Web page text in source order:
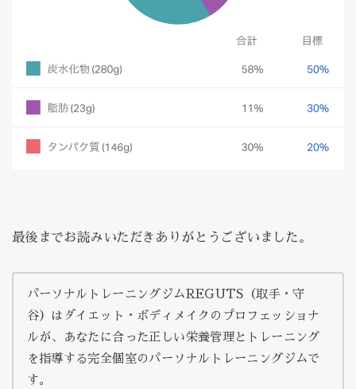
最後までお読みいただきありがとうございました。
パーソナルトレーニングジムREGUTS（取手・守
谷）はダイエット・ボディメイクのプロフェッショナ
ルが、あなたに合った正しい栄養管理とトレーニング
を指導する完全個室のパーソナルトレーニングジムで
す。